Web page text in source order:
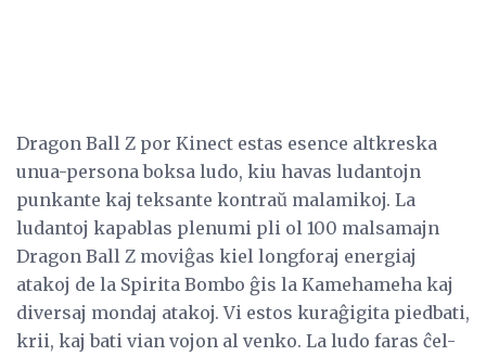
Dragon Ball Z por Kinect estas esence altkreska
unua-persona boksa ludo, kiu havas ludantojn
punkante kaj teksante kontraŭ malamikoj. La
ludantoj kapablas plenumi pli ol 100 malsamajn
Dragon Ball Z moviĝas kiel longforaj energiaj
atakoj de la Spirita Bombo ĝis la Kamehameha kaj
diversaj mondaj atakoj. Vi estos kuraĝigita piedbati,
krii, kaj bati vian vojon al venko. La ludo faras ĉel-